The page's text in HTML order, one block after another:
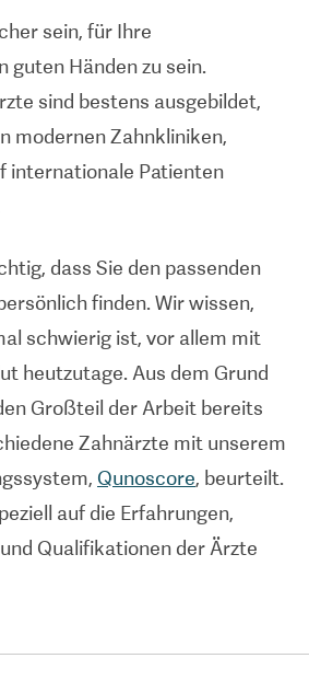
sein, für Ihre
guten Händen zu sein.
sind bestens ausgebildet,
modernen Zahnkliniken,
internationale Patienten
dass Sie den passenden
finden. Wir wissen,
schwierig ist, vor allem mit
heutzutage. Aus dem Grund
Großteil der Arbeit bereits
Zahnärzte mit unserem
Qunoscore, beurteilt.
auf die Erfahrungen,
Qualifikationen der Ärzte